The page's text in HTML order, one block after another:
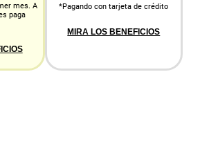
mes. A
paga
*Pagando con tarjeta de crédito
MIRA LOS BENEFICIOS